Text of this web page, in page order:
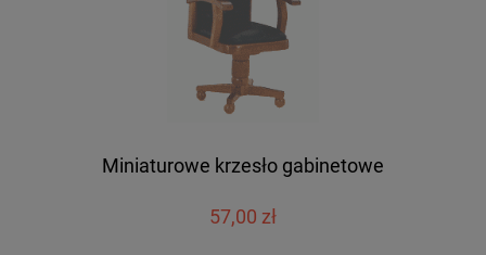
Miniaturowe krzesło gabinetowe
57,00 zł